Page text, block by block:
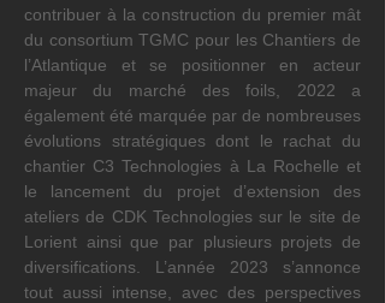
contribuer à la construction du premier mât
du consortium TGMC pour les Chantiers de
l’Atlantique et se positionner en acteur
majeur du marché des foils, 2022 a
également été marquée par de nombreuses
évolutions stratégiques dont le rachat du
chantier C3 Technologies à La Rochelle et
le lancement du projet d’extension des
ateliers de CDK Technologies sur le site de
Lorient ainsi que par plusieurs projets de
diversifications. L’année 2023 s’annonce
tout aussi intense, avec des perspectives